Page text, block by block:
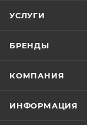
УСЛУГИ
БРЕНДЫ
КОМПАНИЯ
ИНФОРМАЦИЯ